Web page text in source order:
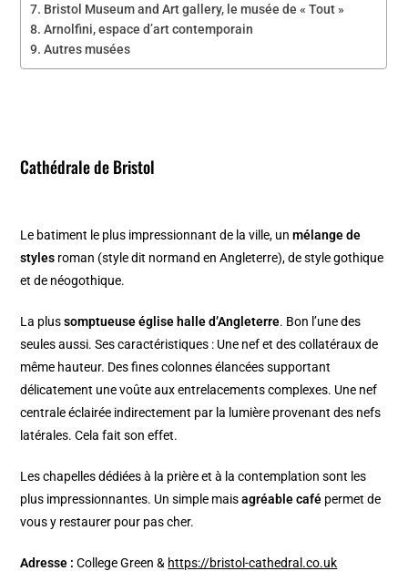
Bristol Museum and Art gallery, le musée de « Tout »
Arnolfini, espace d’art contemporain
Autres musées
Cathédrale de Bristol
Le batiment le plus impressionnant de la ville, unmélange de
styles roman (style dit normand en Angleterre), de style gothique
et de néogothique.
La plussomptueuse église halle d’Angleterre. Bon l’une des
seules aussi. Ses caractéristiques : Une nef et des collatéraux de
même hauteur. Des fines colonnes élancées supportant
délicatement une voûte aux entrelacements complexes. Une nef
centrale éclairée indirectement par la lumière provenant des nefs
latérales. Cela fait son effet.
Les chapelles dédiées à la prière et à la contemplation sont les
plus impressionnantes. Un simple maisagréable café permet de
vous y restaurer pour pas cher.
Adresse : College Green & https://bristol-cathedral.co.uk